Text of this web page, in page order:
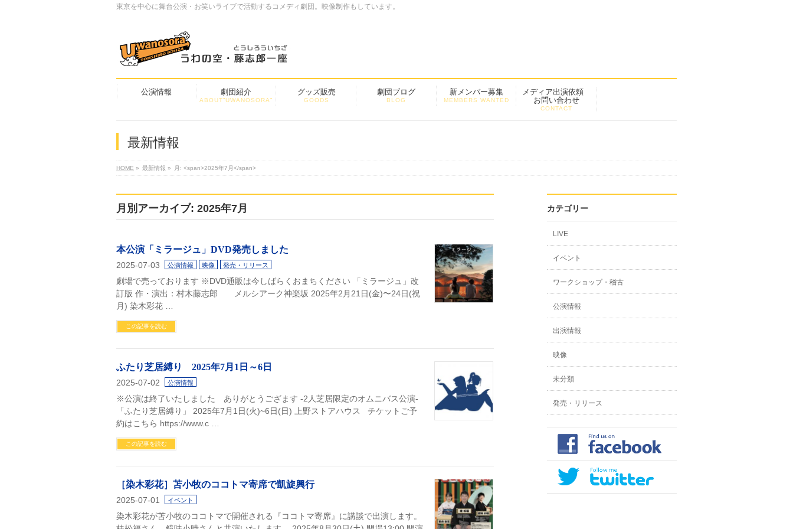
東京を中心に舞台公演・お笑いライブで活動するコメディ劇団。映像制作もしています。
公演情報 劇団紹介
ABOUT”UWANOSORA”
グッズ販売
GOODS
劇団ブログ
BLOG
新メンバー募集
MEMBERS WANTED
メディア出演依頼
お問い合わせ
CONTACT
最新情報
HOME » 最新情報 » 月: <span>2025年7月</span>
月別アーカイブ: 2025年7月
本公演「ミラージュ」DVD発売しました
2025-07-03 公演情報 映像 発売・リリース
劇場で売っております ※DVD通販は今しばらくおまちください 「ミラージュ」改
訂版 作・演出：村木藤志郎 メルシアーク神楽坂 2025年2月21日(金)〜24日(祝
月) 染木彩花 …
この記事を読む
ふたり芝居縛り 2025年7月1日～6日
2025-07-02 公演情報
※公演は終了いたしました ありがとうござます -2人芝居限定のオムニバス公演-
「ふたり芝居縛り」 2025年7月1日(火)~6日(日) 上野ストアハウス チケットご予
約はこちら https://www.c …
この記事を読む
［染木彩花］苫小牧のココトマ寄席で凱旋興行
2025-07-01 イベント
染木彩花が苫小牧のココトマで開催される『ココトマ寄席』に講談で出演します。
カテゴリー
LIVE
イベント
ワークショップ・稽古
公演情報
出演情報
映像
未分類
発売・リリース